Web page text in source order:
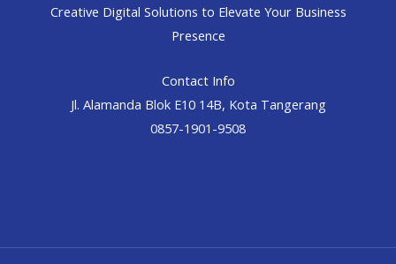
Creative Digital Solutions to Elevate Your Business
Presence
Contact Info
Jl. Alamanda Blok E10 14B, Kota Tangerang
0857-1901-9508